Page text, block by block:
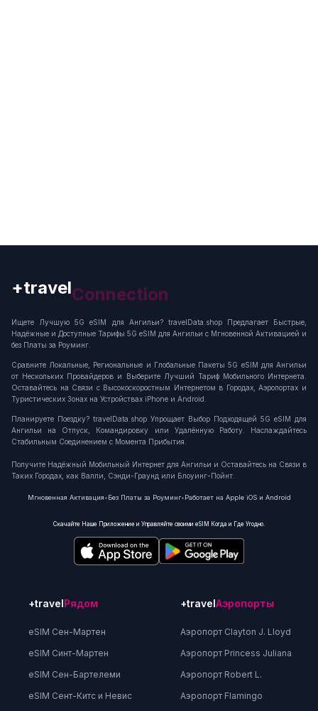
+travelConnection
Ищете Лучшую 5G eSIM для Ангильи? travelData.shop Предлагает Быстрые,
Надёжные и Доступные Тарифы 5G eSIM для Ангильи с Мгновенной Активацией и
без Платы за Роуминг.
Сравните Локальные, Региональные и Глобальные Пакеты 5G eSIM для Ангильи
от Нескольких Провайдеров и Выберите Лучший Тариф Мобильного Интернета.
Оставайтесь на Связи с Высокоскоростным Интернетом в Городах, Аэропортах и
Туристических Зонах на Устройствах iPhone и Android.
Планируете Поездку? travelData.shop Упрощает Выбор Подходящей 5G eSIM для
Ангильи на Отпуск, Командировку или Удалённую Работу. Наслаждайтесь
Стабильным Соединением с Момента Прибытия.
Получите Надёжный Мобильный Интернет для Ангильи и Оставайтесь на Связи в
Таких Городах, как Валли, Сэнди-Граунд или Блоуинг-Пойнт.
Мгновенная Активация•Без Платы за Роуминг•Работает на Apple iOS и Android
Скачайте Наше Приложение и Управляйте своими eSIM Когда и Где Угодно.
+travelРядом
eSIM Сен-Мартен
eSIM Синт-Мартен
eSIM Сен-Бартелеми
eSIM Сент-Китс и Невис
+travelАэропорты
Аэропорт Clayton J. Lloyd
Аэропорт Princess Juliana
Аэропорт Robert L.
Аэропорт Flamingo